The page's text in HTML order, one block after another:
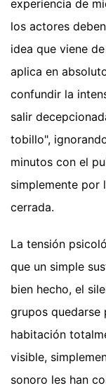
experiencia de
los actores
idea que viene
aplica en
confundir la
salir
tobillo",
minutos con el
simplemente por
cerrada.
La tensión
que un simple
bien hecho, el
grupos quedarse
habitación
visible,
sonoro les han